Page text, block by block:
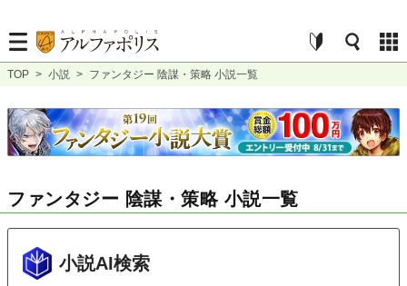
TOP > 小説 > ファンタジー 陰謀・策略 小説一覧
ファンタジー 陰謀・策略 小説一覧
小説AI検索